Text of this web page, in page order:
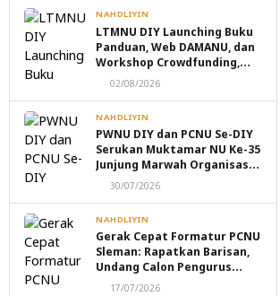
NAHDLIYIN
LTMNU DIY Launching Buku
Panduan, Web DAMANU, dan
Workshop Crowdfunding,
Perkuat Transformasi
02/08/2026
NAHDLIYIN
PWNU DIY dan PCNU Se-DIY
Serukan Muktamar NU Ke-35
Junjung Marwah Organisasi,
Tolak Politik Transaksional
30/07/2026
NAHDLIYIN
Gerak Cepat Formatur PCNU
Sleman: Rapatkan Barisan,
Undang Calon Pengurus
Taaruf Malam Ini
17/07/2026